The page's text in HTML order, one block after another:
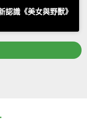
認識《美女與野獸》